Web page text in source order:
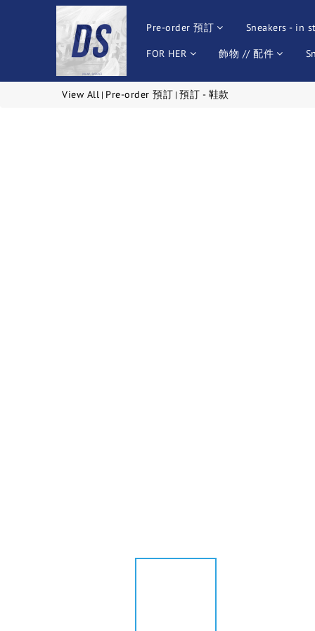
Pre-order 預訂 Sneakers - in
FOR HER 飾物 // 配件
View All | Pre-order 預訂 | 預訂 - 鞋款